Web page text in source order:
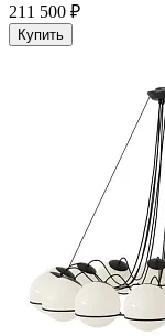
211 500 ₽
Купить